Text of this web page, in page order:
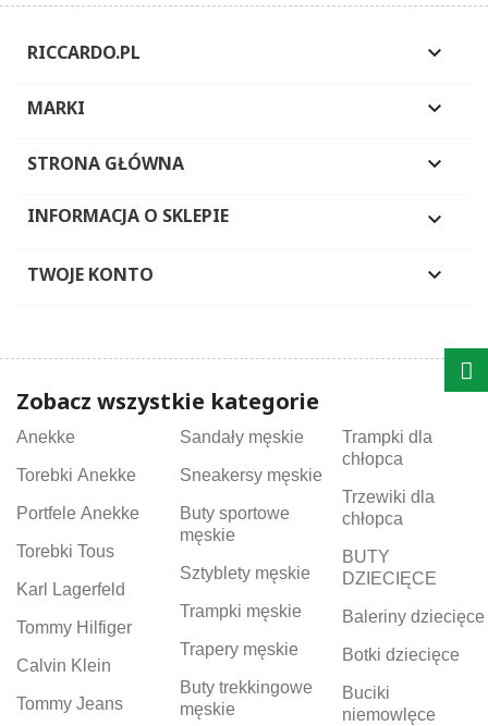
RICCARDO.PL 
MARKI 
STRONA GŁÓWNA 
INFORMACJA O SKLEPIE 
TWOJE KONTO 
Zobacz wszystkie kategorie
Anekke
Torebki Anekke
Portfele Anekke
Torebki Tous
Karl Lagerfeld
Tommy Hilfiger
Calvin Klein
Tommy Jeans
Sandały męskie
Sneakersy męskie
Buty sportowe
męskie
Sztyblety męskie
Trampki męskie
Trapery męskie
Buty trekkingowe
męskie
Trampki dla
chłopca
Trzewiki dla
chłopca
BUTY
DZIECIĘCE
Baleriny dziecięce
Botki dziecięce
Buciki
niemowlęce